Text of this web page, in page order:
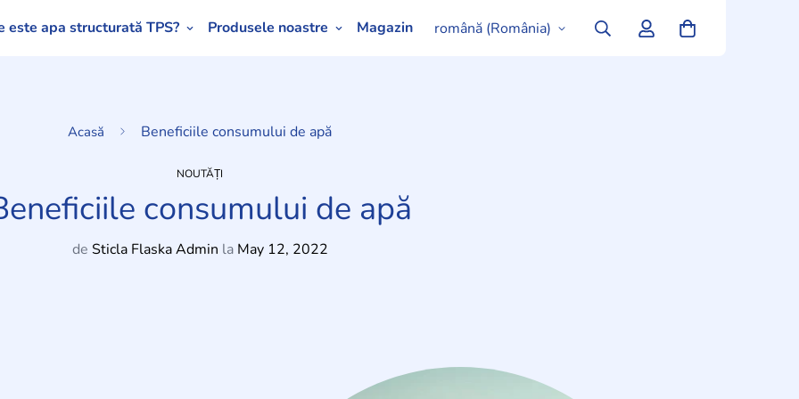
este apa structurată TPS? Produsele noastre Magazin română (România)
Acasă Beneficiile consumului de apă
NOUTĂȚI
consumului de apă
de Sticla Flaska Admin la May 12, 2022